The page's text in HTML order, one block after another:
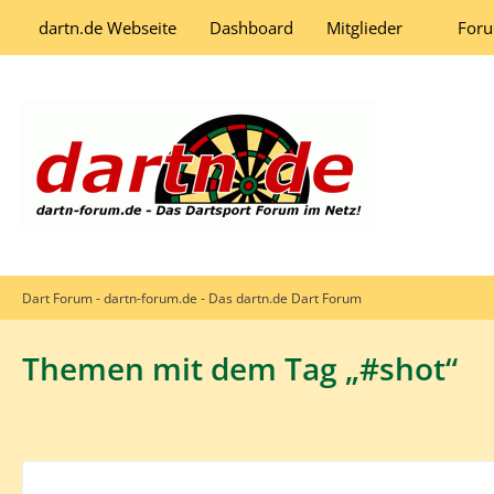
dartn.de Webseite Dashboard Mitglieder
Dart Forum - dartn-forum.de - Das dartn.de Dart Forum
Themen mit dem Tag „#shot“